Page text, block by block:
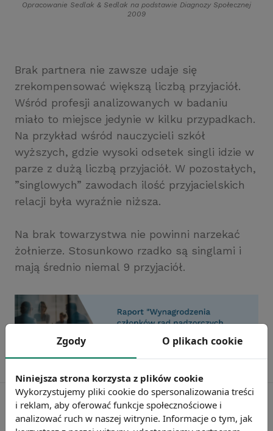
Opracowanie Sedlak & Sedlak na podstawie Diagnozy Społecznej
2009
Brak partnera nie zawsze udaje się
zrekompensować większą liczbą przyjaciół.
Wśród profesji analizowanych w badaniu
miało to miejsce jedynie w kilku przypadkach.
Na przykład wśród nauczycieli szkół
wyższych, gdzie wysoki odsetek singli idzie w
parze z dużą liczbą przyjaciół. W pozostałych,
”singlowych” zawodach ilość przyjacielskich
relacji była wyraźnie niższa.
Na brak towarzystwa nie powinni narzekać
żołnierze. Stosunkowo rzadko są singlami i
mają średnio niemal 9 przyjaciół.
Zgody O plikach cookie
Niniejsza strona korzysta z plików cookie
Wykorzystujemy pliki cookie do spersonalizowania treści
i reklam, aby oferować funkcje społecznościowe i
analizować ruch w naszej witrynie. Informacje o tym, jak